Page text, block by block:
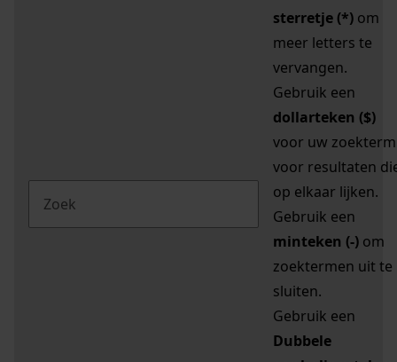
sterretje (*) om
meer letters te
vervangen.
Gebruik een
dollarteken ($)
voor uw zoekterm
voor resultaten
op elkaar lijken.
Gebruik een
minteken (-) om
zoektermen uit te
sluiten.
Gebruik een
Dubbele